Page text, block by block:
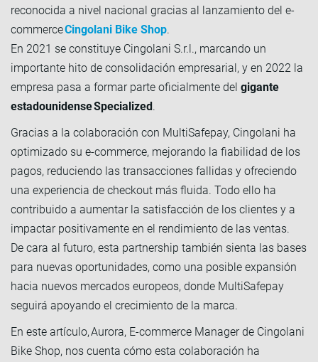
reconocida a nivel nacional gracias al lanzamiento del e-
commerceCingolani Bike Shop.
En 2021 se constituye Cingolani S.r.l., marcando un
importante hito de consolidación empresarial, y en 2022 la
empresa pasa a formar parte oficialmente del gigante
estadounidense Specialized.
Gracias a la colaboración con MultiSafepay, Cingolani ha
optimizado su e-commerce, mejorando la fiabilidad de los
pagos, reduciendo las transacciones fallidas y ofreciendo
una experiencia de checkout más fluida. Todo ello ha
contribuido a aumentar la satisfacción de los clientes y a
impactar positivamente en el rendimiento de las ventas.
De cara al futuro, esta partnership también sienta las bases
para nuevas oportunidades, como una posible expansión
hacia nuevos mercados europeos, donde MultiSafepay
seguirá apoyando el crecimiento de la marca.
En este artículo, Aurora, E-commerce Manager de Cingolani
Bike Shop, nos cuenta cómo esta colaboración ha